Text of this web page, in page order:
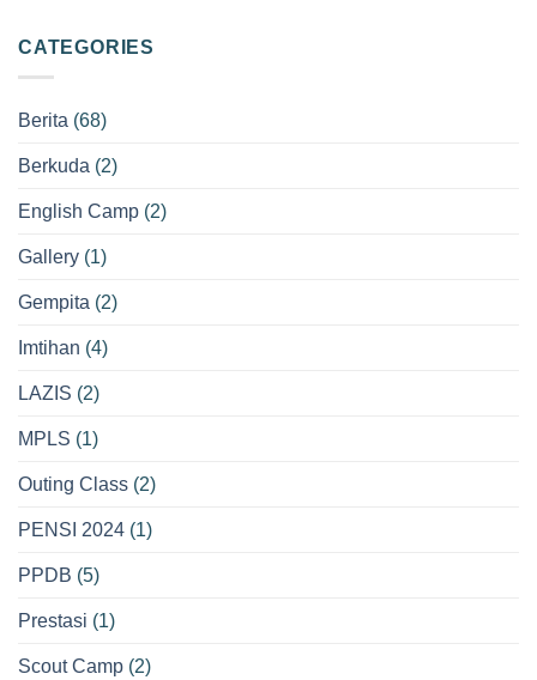
CATEGORIES
Berita (68)
Berkuda (2)
English Camp (2)
Gallery (1)
Gempita (2)
Imtihan (4)
LAZIS (2)
MPLS (1)
Outing Class (2)
PENSI 2024 (1)
PPDB (5)
Prestasi (1)
Scout Camp (2)